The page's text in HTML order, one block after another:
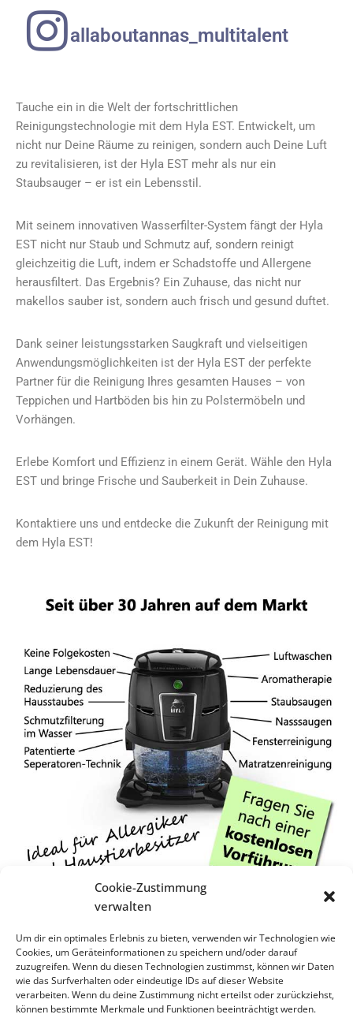
Cookie-Zustimmung
verwalten
Um dir ein optimales Erlebnis zu bieten, verwenden wir Technologien wie
Cookies, um Geräteinformationen zu speichern und/oder darauf
zuzugreifen. Wenn du diesen Technologien zustimmst, können wir Daten
wie das Surfverhalten oder eindeutige IDs auf dieser Website
verarbeiten. Wenn du deine Zustimmung nicht erteilst oder zurückziehst,
können bestimmte Merkmale und Funktionen beeinträchtigt werden.
allaboutannas_multitalent
Tauche ein in die Welt der fortschrittlichen
Reinigungstechnologie mit dem Hyla EST. Entwickelt, um
nicht nur Deine Räume zu reinigen, sondern auch Deine Luft
zu revitalisieren, ist der Hyla EST mehr als nur ein
Staubsauger – er ist ein Lebensstil.
Mit seinem innovativen Wasserfilter-System fängt der Hyla
EST nicht nur Staub und Schmutz auf, sondern reinigt
gleichzeitig die Luft, indem er Schadstoffe und Allergene
herausfiltert. Das Ergebnis? Ein Zuhause, das nicht nur
makellos sauber ist, sondern auch frisch und gesund duftet.
Dank seiner leistungsstarken Saugkraft und vielseitigen
Anwendungsmöglichkeiten ist der Hyla EST der perfekte
Partner für die Reinigung Ihres gesamten Hauses – von
Teppichen und Hartböden bis hin zu Polstermöbeln und
Vorhängen.
Erlebe Komfort und Effizienz in einem Gerät. Wähle den Hyla
EST und bringe Frische und Sauberkeit in Dein Zuhause.
Kontaktiere uns und entdecke die Zukunft der Reinigung mit
dem Hyla EST!